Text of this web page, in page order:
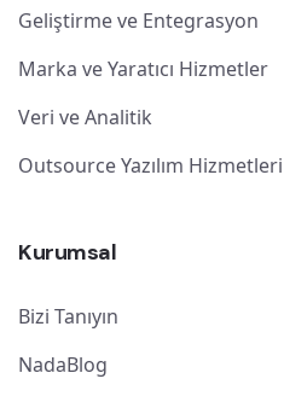
Geliştirme ve Entegrasyon
Marka ve Yaratıcı Hizmetler
Veri ve Analitik
Outsource Yazılım Hizmetleri
Kurumsal
Bizi Tanıyın
NadaBlog